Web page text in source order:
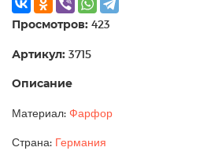
Просмотров: 423
Артикул: 3715
Описание
Материал: Фарфор
Страна: Германия